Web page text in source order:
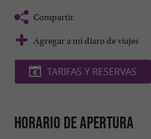
Compartir
Agregar a mi diaro de viajes
TARIFAS Y RESERVAS
Horario de apertura